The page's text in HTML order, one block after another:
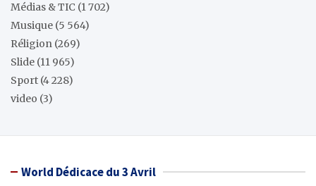
Médias & TIC (1 702)
Musique (5 564)
Réligion (269)
Slide (11 965)
Sport (4 228)
video (3)
World Dédicace du 3 Avril